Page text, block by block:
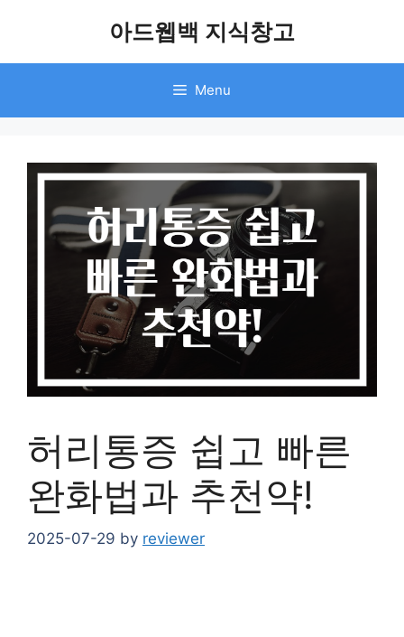
아드웹백 지식창고
Menu
허리통증 쉽고 빠른
완화법과 추천약!
2025-07-29 by reviewer